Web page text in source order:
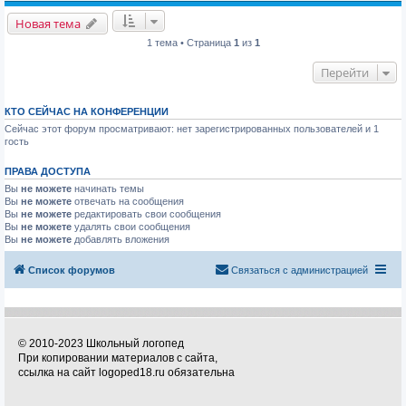
Новая тема
1 тема • Страница 1 из 1
Перейти
КТО СЕЙЧАС НА КОНФЕРЕНЦИИ
Сейчас этот форум просматривают: нет зарегистрированных пользователей и 1
гость
ПРАВА ДОСТУПА
Вы не можете начинать темы
Вы не можете отвечать на сообщения
Вы не можете редактировать свои сообщения
Вы не можете удалять свои сообщения
Вы не можете добавлять вложения
Список форумов Связаться с администрацией
© 2010-2023 Школьный логопед
При копировании материалов с сайта,
ссылка на сайт logoped18.ru обязательна